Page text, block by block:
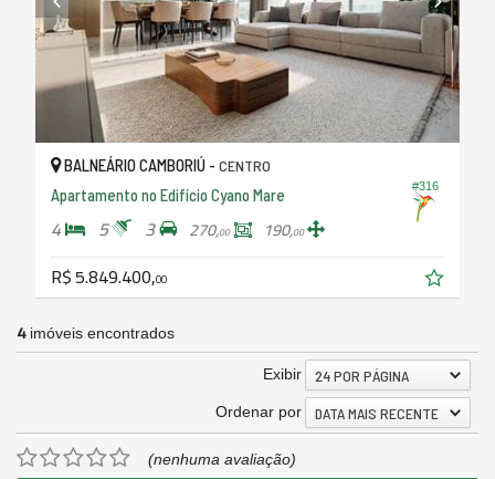
#316
BALNEÁRIO CAMBORIÚ - CENTRO
Apartamento no Edifício Cyano Mare
4 5 3 270,00 190,00
R$ 5.849.400,00
4imóveis encontrados
Exibir 24 POR PÁGINA
Ordenar por DATA MAIS RECENTE
(nenhuma avaliação)